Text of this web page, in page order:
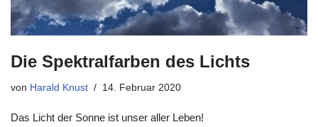
Die Spektralfarben des Lichts
von Harald Knust 14. Februar 2020
Das Licht der Sonne ist unser aller Leben!